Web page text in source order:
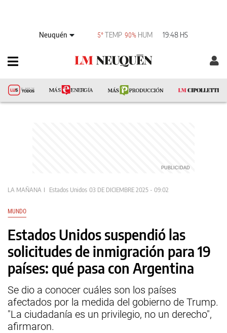
Neuquén 5°TEMP 90% HUM 19:48 HS
LA MAÑANA Estados Unidos 03 DE DICIEMBRE 2025 - 09:02
MUNDO
Estados Unidos suspendió las
solicitudes de inmigración para 19
países: qué pasa con Argentina
Se dio a conocer cuáles son los países
afectados por la medida del gobierno de Trump.
"La ciudadanía es un privilegio, no un derecho",
afirmaron.